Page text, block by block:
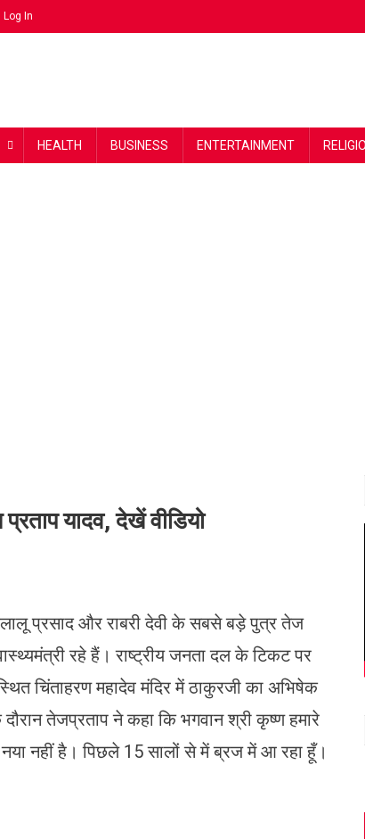
Log In
HEALTH BUSINESS ENTERTAINMENT
यादव, देखें वीडियो
लालू प्रसाद और राबरी देवी के सबसे बड़े पुत्र तेज
रहे हैं। राष्ट्रीय जनता दल के टिकट पर
चिंताहरण महादेव मंदिर में ठाकुरजी का अभिषेक
तेजप्रताप ने कहा कि भगवान श्री कृष्ण हमारे
नहीं है। पिछले 15 सालों से में ब्रज में आ रहा हूँ।